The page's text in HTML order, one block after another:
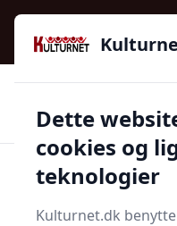
Kulturnet - Alt Det Gode I
2016
97 kategorier 👍Kun
Start søgning
Dette
cookies og
teknologier
Kulturnet.dk